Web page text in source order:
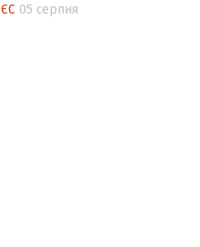
05 серпня